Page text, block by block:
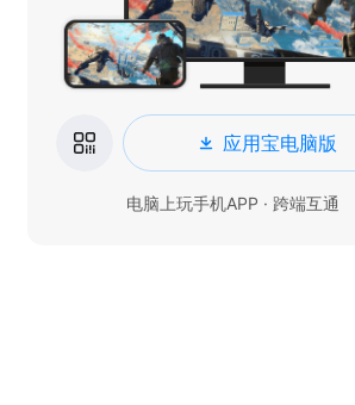
应用宝电脑版
电脑上玩手机APP · 跨端互通